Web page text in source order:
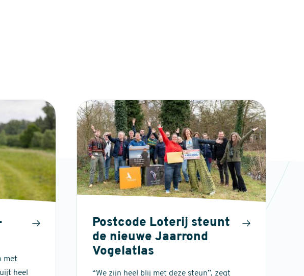
met
heel
Postcode Loterij steunt
de nieuwe Jaarrond
Vogelatlas
“We zijn heel blij met deze steun”, zegt